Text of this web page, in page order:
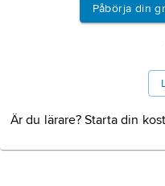
Information
Påbörja din
Är du lärare? Starta din